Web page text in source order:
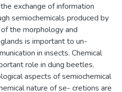
exchange of information
semiochemicals produced by
the morphology and
is important to un-
in insects. Chemical
role in dung beetles.
aspects of semiochemical
nature of se- cretions are